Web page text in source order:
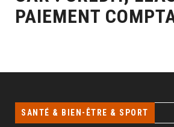
PAIEMENT
SANTÉ & BIEN-ÊTRE & SPORT